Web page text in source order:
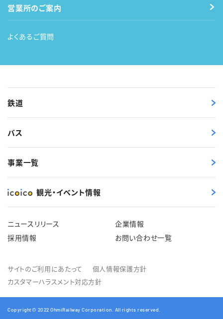
営業所のご案内
よくあるご質問
鉄道
バス
事業一覧
観光・イベント情報
ニュースリリース
企業情報
採用情報
お問い合わせ一覧
サイトのご利用にあたって
個人情報保護方針
カスタマーハラスメント対応方針
Copyright© 2022 OhmiRailway Corporation. All rights reserved.